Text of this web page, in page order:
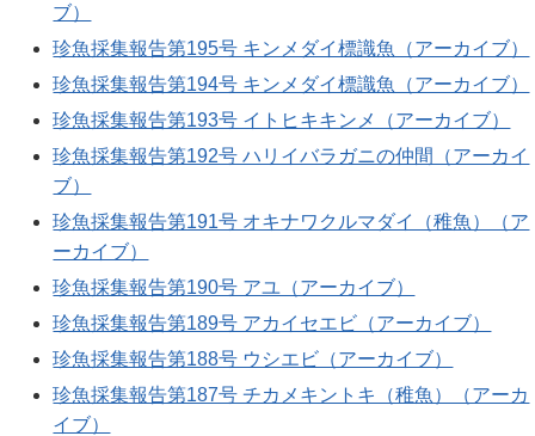
ブ）
珍魚採集報告第195号 キンメダイ標識魚（アーカイブ）
珍魚採集報告第194号 キンメダイ標識魚（アーカイブ）
珍魚採集報告第193号 イトヒキキンメ（アーカイブ）
珍魚採集報告第192号 ハリイバラガニの仲間（アーカイ
ブ）
珍魚採集報告第191号 オキナワクルマダイ（稚魚）（ア
ーカイブ）
珍魚採集報告第190号 アユ（アーカイブ）
珍魚採集報告第189号 アカイセエビ（アーカイブ）
珍魚採集報告第188号 ウシエビ（アーカイブ）
珍魚採集報告第187号 チカメキントキ（稚魚）（アーカ
イブ）